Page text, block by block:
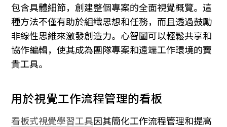
包含具體細節，創建整個專案的全面視覺概覽。這
種方法不僅有助於組織思想和任務，而且透過鼓勵
非線性思維來激發創造力。心智圖可以輕鬆共享和
協作編輯，使其成為團隊專案和遠端工作環境的寶
貴工具。
用於視覺工作流程管理的看板
看板式視覺學習工具因其簡化工作流程管理和提高